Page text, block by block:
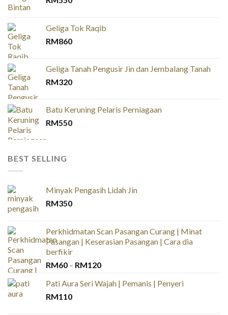
Geliga Tok Raqib
RM860
Geliga Tanah Pengusir Jin dan Jembalang Tanah
RM320
Batu Keruning Pelaris Perniagaan
RM550
BEST SELLING
Minyak Pengasih Lidah Jin
RM350
Perkhidmatan Scan Pasangan Curang | Minat
Pasangan | Keserasian Pasangan | Cara dia
berfikir
RM60 – RM120Price
RM60
Pati Aura Seri Wajah | Pemanis | Penyeri
RM110